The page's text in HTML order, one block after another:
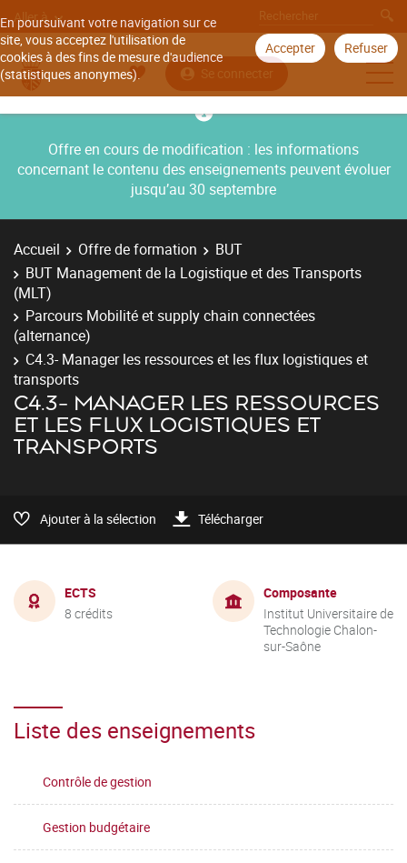
En poursuivant votre navigation sur ce
site, vous acceptez l'utilisation de
cookies à des fins de mesure d'audience
(statistiques anonymes).
Accepter Refuser
Aller à
Se connecter
Offre en cours de modification : les informations
concernant le contenu des enseignements peuvent évoluer
jusqu’au 30 septembre
Accueil Offre de formation
BUT
BUT Management de la Logistique et des Transports
(MLT)
Parcours Mobilité et supply chain connectées
(alternance)
C4.3- Manager les ressources et les flux logistiques et
transports
C4.3- MANAGER LES RESSOURCES
ET LES FLUX LOGISTIQUES ET
TRANSPORTS
Ajouter à la sélection Télécharger
ECTS
8 crédits
Composante
Institut Universitaire de
Technologie Chalon-
sur-Saône
Liste des enseignements
Contrôle de gestion
Gestion budgétaire